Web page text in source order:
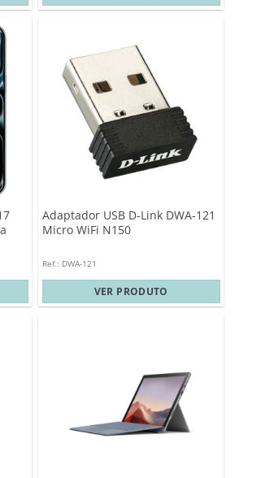
Adaptador USB D-Link DWA-121
Micro WiFi N150
Ref.: DWA-121
VER PRODUTO